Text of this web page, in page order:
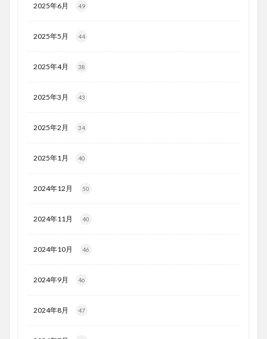
2025年6月 49
2025年5月 44
2025年4月 38
2025年3月 43
2025年2月 34
2025年1月 40
2024年12月 50
2024年11月 40
2024年10月 46
2024年9月 46
2024年8月 47